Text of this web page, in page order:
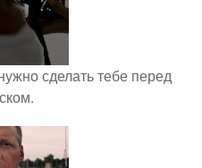
сделать тебе перед